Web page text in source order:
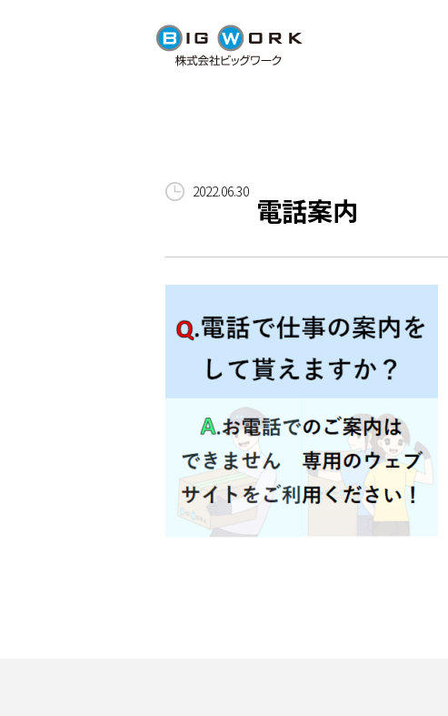
2022.06.30
電話案内